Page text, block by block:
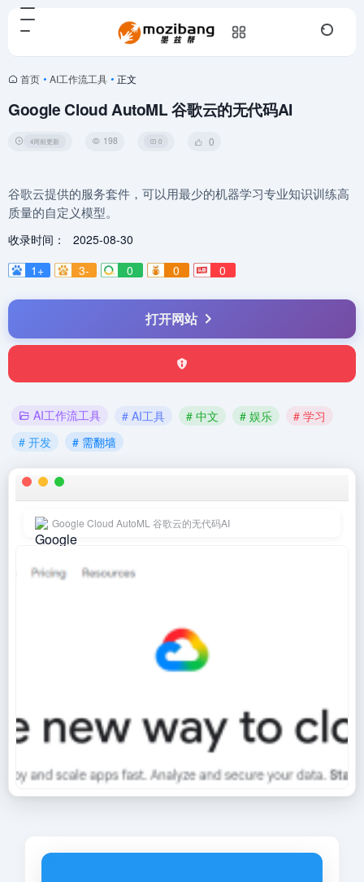
首页 • AI工作流工具 • 正文
Google Cloud AutoML 谷歌云的无代码AI
4周前更新 198 0 0
谷歌云提供的服务套件，可以用最少的机器学习专业知识训练高
质量的自定义模型。
收录时间：
2025-08-30
1+
3- 0 0 0
打开网站
AI工作流工具 # AI工具 # 中文 # 娱乐
# 学习
# 开发
# 需翻墙
Google Cloud AutoML 谷歌云的无代码AI